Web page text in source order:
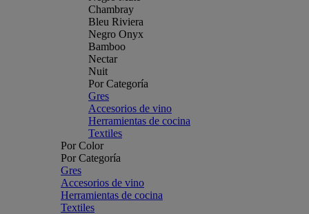
Chambray
Bleu Riviera
Negro Onyx
Bamboo
Nectar
Nuit
Por Categoría
Gres
Accesorios de vino
Herramientas de cocina
Textiles
Por Color
Por Categoría
Gres
Accesorios de vino
Herramientas de cocina
Textiles